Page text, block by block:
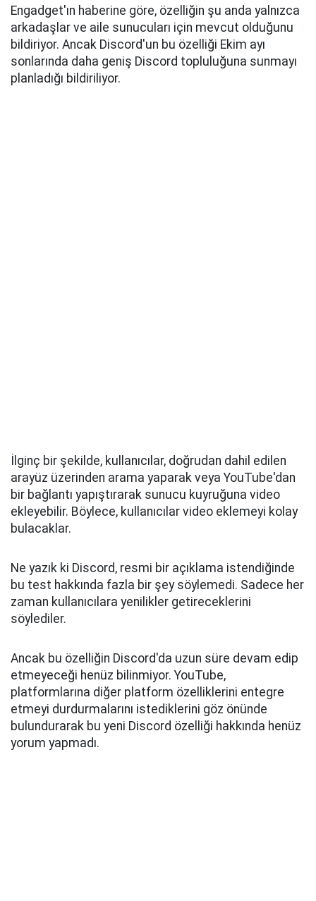
Engadget'ın haberine göre, özelliğin şu anda yalnızca
arkadaşlar ve aile sunucuları için mevcut olduğunu
bildiriyor. Ancak Discord'un bu özelliği Ekim ayı
sonlarında daha geniş Discord topluluğuna sunmayı
planladığı bildiriliyor.
İlginç bir şekilde, kullanıcılar, doğrudan dahil edilen
arayüz üzerinden arama yaparak veya YouTube'dan
bir bağlantı yapıştırarak sunucu kuyruğuna video
ekleyebilir. Böylece, kullanıcılar video eklemeyi kolay
bulacaklar.
Ne yazık ki Discord, resmi bir açıklama istendiğinde
bu test hakkında fazla bir şey söylemedi. Sadece her
zaman kullanıcılara yenilikler getireceklerini
söylediler.
Ancak bu özelliğin Discord'da uzun süre devam edip
etmeyeceği henüz bilinmiyor. YouTube,
platformlarına diğer platform özelliklerini entegre
etmeyi durdurmalarını istediklerini göz önünde
bulundurarak bu yeni Discord özelliği hakkında henüz
yorum yapmadı.